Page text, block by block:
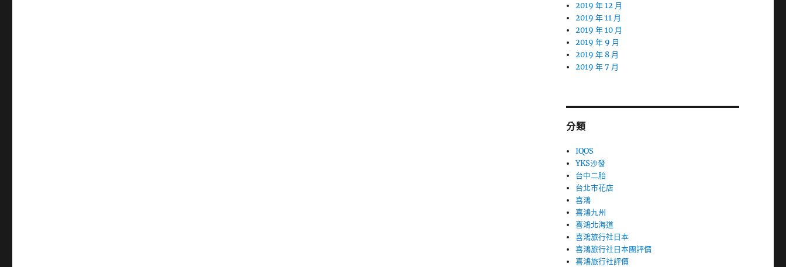
2019 年 12 月
2019 年 11 月
2019 年 10 月
2019 年 9 月
2019 年 8 月
2019 年 7 月
分類
IQOS
YKS沙發
台中二胎
台北市花店
喜鴻
喜鴻九州
喜鴻北海道
喜鴻旅行社日本
喜鴻旅行社日本團評價
喜鴻旅行社評價